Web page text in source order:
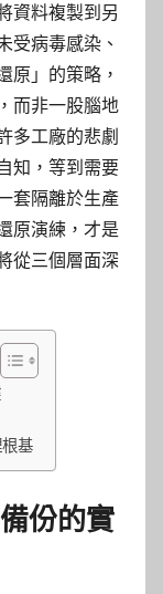
資料複製到另
受病毒感染、
原」的策略，
而非一股腦地
多工廠的悲劇
知，等到需要
套隔離於生產
原演練，才是
從三個層面深
基
份的實